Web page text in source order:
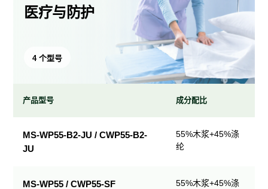
医疗与防护
4 个型号
与
产品型号 成分配比
MS-WP55-B2-JU / CWP55-B2-
JU
55%木浆+45%涤
纶
MS-WP55 / CWP55-SF
55%木浆+45%涤